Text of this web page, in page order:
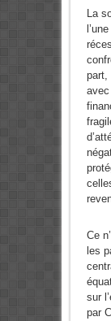
La
part,
Ce
les
sur
par